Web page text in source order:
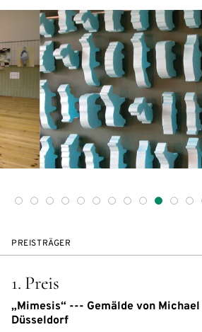
PREISTRÄGER
1. Preis
„Mimesis“ --- Gemälde von
Düsseldorf